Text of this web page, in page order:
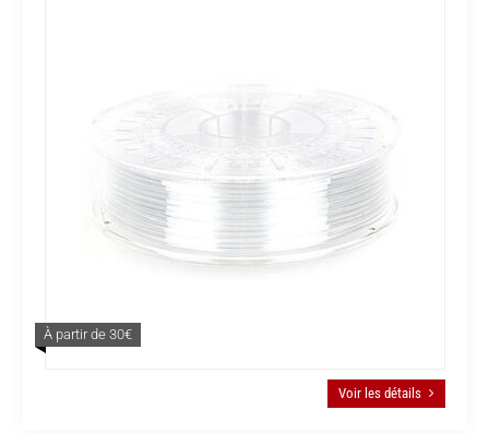
À partir de 30€
Voir les détails